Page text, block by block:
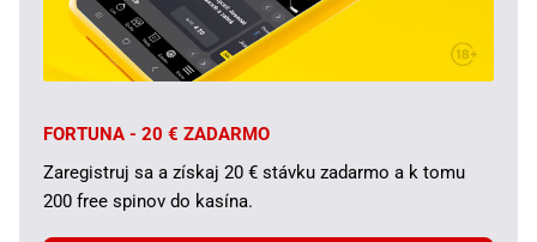
FORTUNA - 20 € ZADARMO
Zaregistruj sa a získaj 20 € stávku zadarmo a k tomu
200 free spinov do kasína.